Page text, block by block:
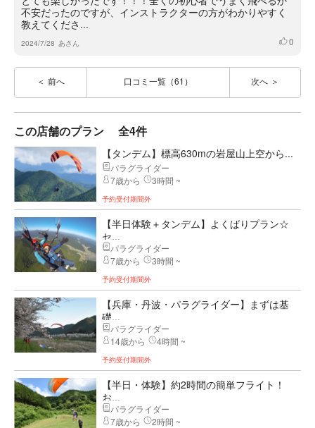
不安だったのですが、インストラクターの方がわかりやすく
教えてくださ...
2024/7/28 あさん いいね
0
前へ 口コミ一覧（61） 次へ
この店舗のプラン 全4件
【タンデム】標高630mの岩屋山上空から...
パラグライダー
7歳から
3時間 ~
予約受付期間外
【半日体験＋タンデム】よくばりプラン☆
セ...
パラグライダー
7歳から
3時間 ~
予約受付期間外
【兵庫・丹波・パラグライダー】まずは基
礎...
パラグライダー
14歳から
4時間 ~
予約受付期間外
【半日・体験】約2時間の簡単フライト！
お...
パラグライダー
7歳から
2時間 ~